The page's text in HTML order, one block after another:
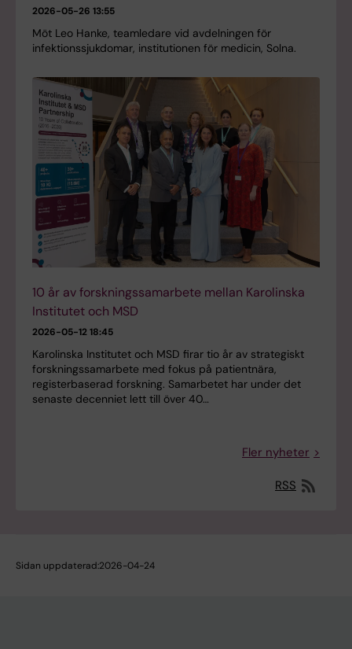
2026-05-26 13:55
Möt Leo Hanke, teamledare vid avdelningen för
infektionssjukdomar, institutionen för medicin, Solna.
10 år av forskningssamarbete mellan Karolinska
Institutet och MSD
2026-05-12 18:45
Karolinska Institutet och MSD firar tio år av strategiskt
forskningssamarbete med fokus på patientnära,
registerbaserad forskning. Samarbetet har under det
senaste decenniet lett till över 40…
Fler nyheter
RSS
Sidan uppdaterad:2026-04-24